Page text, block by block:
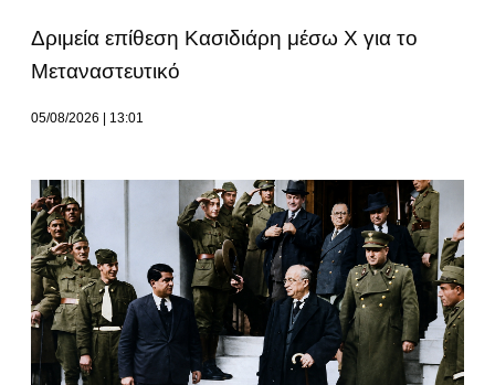
Δριμεία επίθεση Κασιδιάρη μέσω Χ για το
Μεταναστευτικό
05/08/2026 13:01